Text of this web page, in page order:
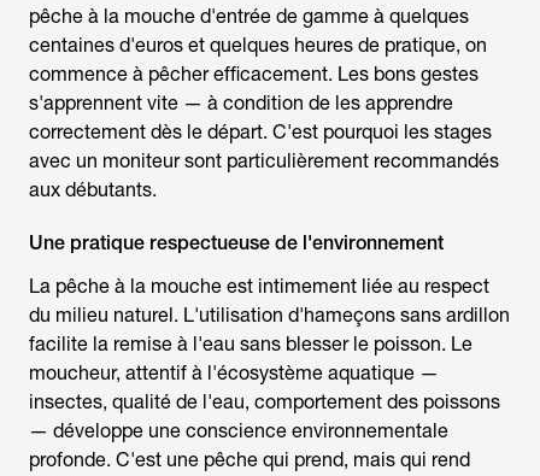
pêche à la mouche d'entrée de gamme à quelques
centaines d'euros et quelques heures de pratique, on
commence à pêcher efficacement. Les bons gestes
s'apprennent vite — à condition de les apprendre
correctement dès le départ. C'est pourquoi les stages
avec un moniteur sont particulièrement recommandés
aux débutants.
Une pratique respectueuse de l'environnement
La pêche à la mouche est intimement liée au respect
du milieu naturel. L'utilisation d'hameçons sans ardillon
facilite la remise à l'eau sans blesser le poisson. Le
moucheur, attentif à l'écosystème aquatique —
insectes, qualité de l'eau, comportement des poissons
— développe une conscience environnementale
profonde. C'est une pêche qui prend, mais qui rend